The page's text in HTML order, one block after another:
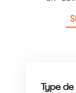
Type de